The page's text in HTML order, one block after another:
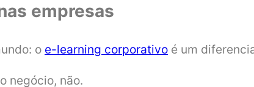
empresas
o e-learning corporativo é um
negócio, não.